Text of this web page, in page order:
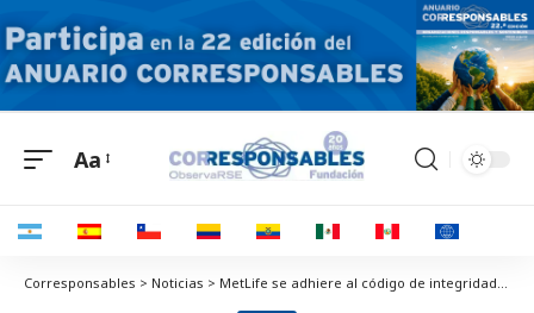
Aa
Corresponsables > Noticias > MetLife se adhiere al código de integridad y ética empresarial del Consejo Coordinador Empresarial